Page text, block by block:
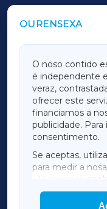
OURENSEXA
O noso contido
é independente
veraz,
ofrecer este
financiamos a
publicidade.
consentimento.
Se aceptas,
para medir a
utilizaremos
mostrar
OUTROS